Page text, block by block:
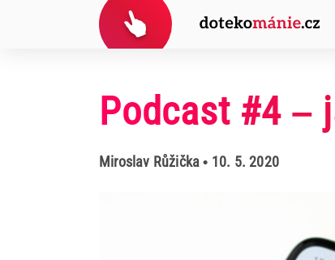
Podcast #4 –
Miroslav Růžička• 10. 5. 2020